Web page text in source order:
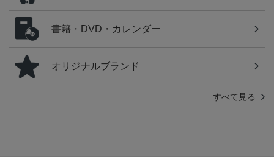
書籍・DVD・カレンダー
オリジナルブランド
すべて見る